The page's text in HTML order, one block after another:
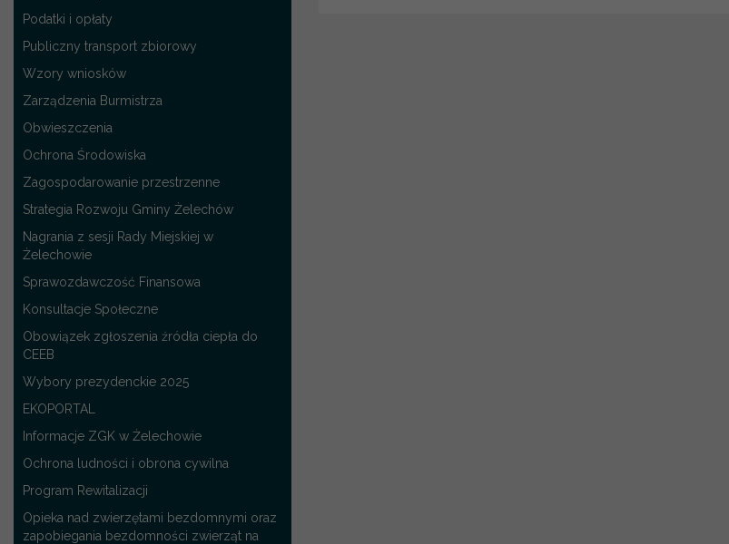
Podatki i opłaty
Publiczny transport zbiorowy
Wzory wniosków
Zarządzenia Burmistrza
Obwieszczenia
Ochrona Środowiska
Zagospodarowanie przestrzenne
Strategia Rozwoju Gminy Żelechów
Nagrania z sesji Rady Miejskiej w
Żelechowie
Sprawozdawczość Finansowa
Konsultacje Społeczne
Obowiązek zgłoszenia źródła ciepła do
CEEB
Wybory prezydenckie 2025
EKOPORTAL
Informacje ZGK w Żelechowie
Ochrona ludności i obrona cywilna
Program Rewitalizacji
Opieka nad zwierzętami bezdomnymi oraz
zapobiegania bezdomności zwierząt na